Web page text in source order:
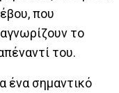
που
το
του.
ένα σημαντικό